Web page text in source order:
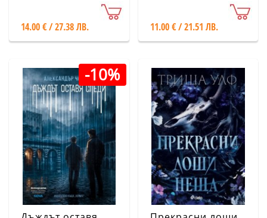
14.00 € / 27.38 ЛВ. 11.00 € / 21.51 ЛВ.
-10%